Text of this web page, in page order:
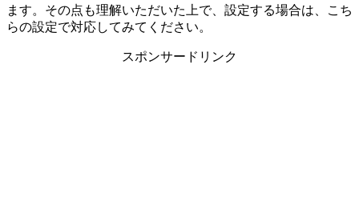
ます。その点も理解いただいた上で、設定する場合は、こち
らの設定で対応してみてください。
スポンサードリンク